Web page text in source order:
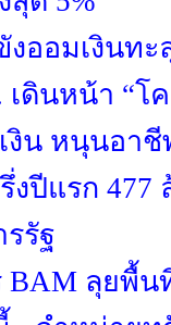
งออมเงินท
ดินหน้า “โ
งิน หนุนอา
งปีแรก 477
รัฐ
BAM ลุยพื้